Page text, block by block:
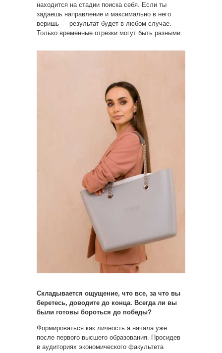
находится на стадии поиска себя. Если ты
задаешь направление и максимально в него
веришь — результат будет в любом случае.
Только временные отрезки могут быть разными.
Складывается ощущение, что все, за что вы
беретесь, доводите до конца. Всегда ли вы
были готовы бороться до победы?
Формироваться как личность я начала уже
после первого высшего образования. Просидев
в аудиториях экономического факультета